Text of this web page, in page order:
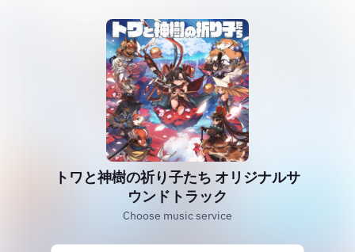
トワと神樹の祈り子たち オリジナルサ
ウンドトラック
Choose music service